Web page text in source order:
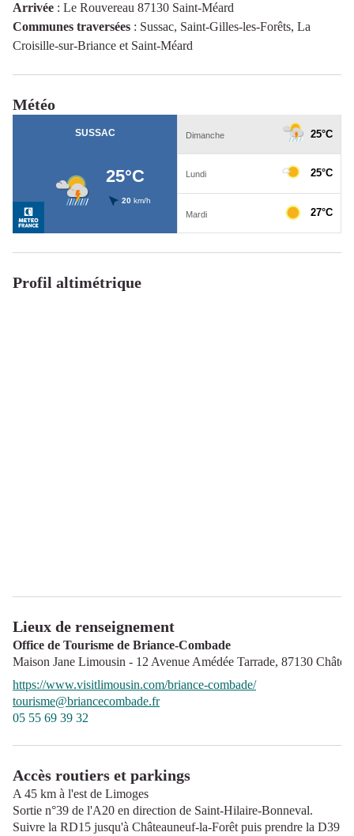
Arrivée : Le Rouvereau 87130 Saint-Méard
Communes traversées : Sussac, Saint-Gilles-les-Forêts, La
Croisille-sur-Briance et Saint-Méard
Météo
Profil altimétrique
Lieux de renseignement
Office de Tourisme de Briance-Combade
Maison Jane Limousin - 12 Avenue Amédée Tarrade, 87130
https://www.visitlimousin.com/briance-combade/
tourisme@briancecombade.fr
05 55 69 39 32
Accès routiers et parkings
A 45 km à l'est de Limoges
Sortie n°39 de l'A20 en direction de Saint-Hilaire-Bonneval.
Suivre la RD15 jusqu'à Châteauneuf-la-Forêt puis prendre la D39